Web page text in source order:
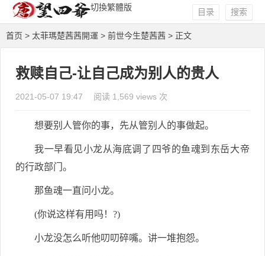
切換繁體版 搜索
目录
首页 > 太菲瑪楚茜茜開運 > 前世今生楚茜茜 > 正文
救赎自己-让自己成为别人的贵人
2021-05-07 19:47 阅读 1,569 views 次
想要别人管你的事，先从管别人的事做起。
我一早看见小龙从海底调了四爷的鱼魂到东岳大帝
的行政部门。
那鱼魂一直问小龙。
(你说这样有用吗！?)
小龙没怎么听他叨叨碎嘴。讲一堆抱怨。